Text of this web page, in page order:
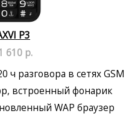
P3
610 р.
ч разговора в сетях GSM
встроенный фонарик
WAP браузер